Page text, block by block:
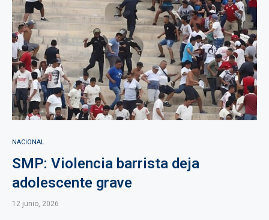
NACIONAL
SMP: Violencia barrista deja
adolescente grave
12 junio, 2026